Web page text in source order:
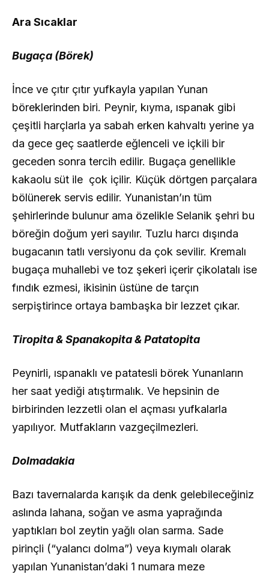
Ara Sıcaklar
Bugaça (Börek)
İnce ve çıtır çıtır yufkayla yapılan Yunan
böreklerinden biri. Peynir, kıyma, ıspanak gibi
çeşitli harçlarla ya sabah erken kahvaltı yerine ya
da gece geç saatlerde eğlenceli ve içkili bir
geceden sonra tercih edilir. Bugaça genellikle
kakaolu süt ile çok içilir. Küçük dörtgen parçalara
bölünerek servis edilir. Yunanistan’ın tüm
şehirlerinde bulunur ama özelikle Selanik şehri bu
böreğin doğum yeri sayılır. Tuzlu harcı dışında
bugacanın tatlı versiyonu da çok sevilir. Kremalı
bugaça muhallebi ve toz şekeri içerir çikolatalı ise
fındık ezmesi, ikisinin üstüne de tarçın
serpiştirince ortaya bambaşka bir lezzet çıkar.
Tiropita & Spanakopita & Patatopita
Peynirli, ıspanaklı ve patatesli börek Yunanların
her saat yediği atıştırmalık. Ve hepsinin de
birbirinden lezzetli olan el açması yufkalarla
yapılıyor. Mutfakların vazgeçilmezleri.
Dolmadakia
Bazı tavernalarda karışık da denk gelebileceğiniz
aslında lahana, soğan ve asma yaprağında
yaptıkları bol zeytin yağlı olan sarma. Sade
pirinçli (“yalancı dolma”) veya kıymalı olarak
yapılan Yunanistan’daki 1 numara meze